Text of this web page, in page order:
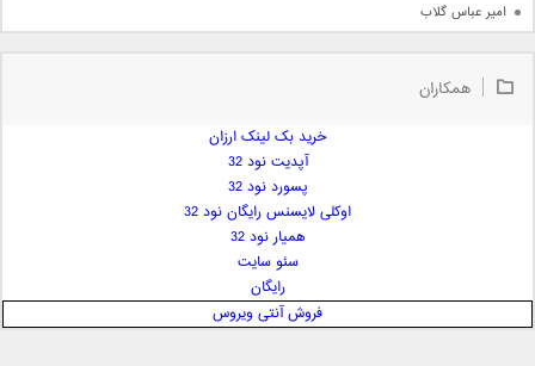
امیر عباس گلاب
امیر علی
ایمان غلامی
همکاران
خرید بک لینک ارزان
آپدیت نود 32
پسورد نود 32
اوکلی لایسنس رایگان نود 32
همیار نود 32
سئو سایت
رایگان
فروش آنتی ویروس